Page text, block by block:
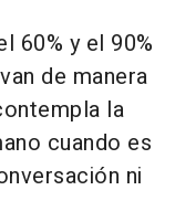
60% y el 90%
de manera
la
cuando es
ni